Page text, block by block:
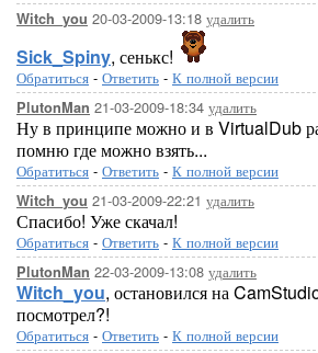
Witch_you 20-03-2009-13:18 удалить
Sick_Spiny, сенькс!
Обратиться - Ответить - К полной версии
PlutonMan 21-03-2009-18:34 удалить
Ну в принципе можно и в VirtualDub
помню где можно взять...
Обратиться - Ответить - К полной версии
Witch_you 21-03-2009-22:21 удалить
Спасибо! Уже скачал!
Обратиться - Ответить - К полной версии
PlutonMan 22-03-2009-13:08 удалить
Witch_you, остановился на
посмотрел?!
Обратиться - Ответить - К полной версии